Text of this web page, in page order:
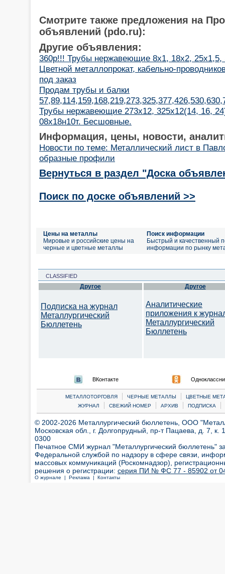
Смотрите также предложения на
объявлений (pdo.ru):
Другие объявления:
360р!!! Трубы нержавеющие 8х1, 18х2, 25х1,5,
Цветной металлопрокат, кабельно-
под заказ
Продам трубы и балки
Трубы нержавеющие 273х12, 325х12(14, 16,
08х18н10т. Бесшовные.
Информация, цены, новости,
Новости по теме: Металлический лист в
образные профили
Вернуться в раздел "Доска
Поиск по доске объявлений >>
Цены на металлы
Мировые и российские цены на
черные и цветные металлы
Поиск информации
Быстрый и качественный
информации по рынку
CLASSIFIED
Другое
Подписка на журнал
Металлургический
Бюллетень
Другое
Аналитические
приложения к
Металлургический
Бюллетень
ВКонтакте
МЕТАЛЛОТОРГОВЛЯ | ЧЕРНЫЕ МЕТАЛЛЫ |
ЦВЕТНЫЕ
ЖУРНАЛ
| СВЕЖИЙ НОМЕР | АРХИВ | ПОДПИСКА |
© 2002-2026 Металлургический бюллетень, ООО
Московская обл., г. Долгопрудный, пр-т Пацаева, д. 7,
0300
Печатное СМИ журнал "Металлургический бюллетень"
Федеральной службой по надзору в сфере связи,
массовых коммуникаций (Роскомнадзор),
решения о регистрации: серия ПИ № ФС 77 - 85902 от 04
О журнале | Реклама | Контакты